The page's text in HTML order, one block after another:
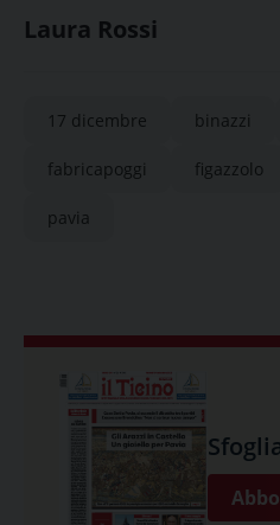
Laura Rossi
17 dicembre binazzi
fabricapoggi figazzolo
pavia